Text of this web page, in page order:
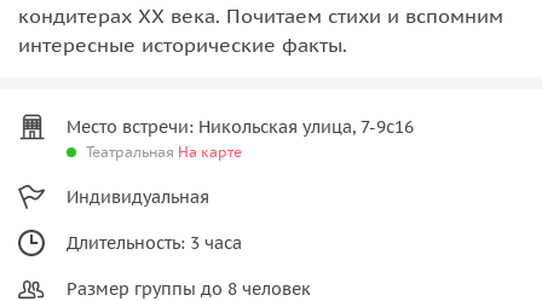
кондитерах ХХ века. Почитаем стихи и вспомним
интересные исторические факты.
Место встречи: Никольская улица, 7-9с16
Театральная На карте
Индивидуальная
Длительность: 3 часа
Размер группы до 8 человек